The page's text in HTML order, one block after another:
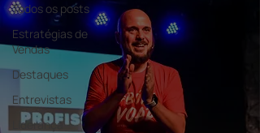
Todos os posts
Estratégias de
Vendas
Destaques
Entrevistas
Liderança